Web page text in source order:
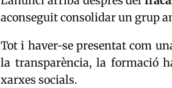
aconseguit consolidar un grup
Tot i haver-se presentat com
la transparència, la formació
xarxes socials.